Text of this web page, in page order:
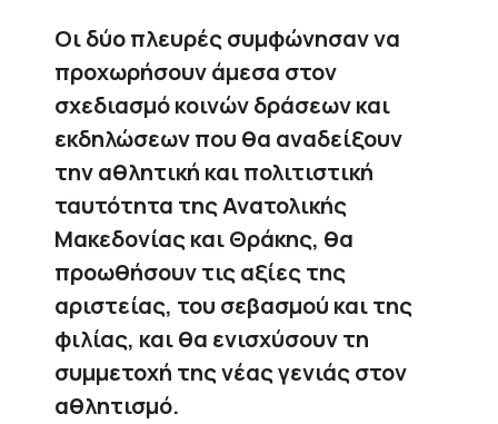
Οι δύο πλευρές συμφώνησαν να
προχωρήσουν άμεσα στον
σχεδιασμό κοινών δράσεων και
εκδηλώσεων που θα αναδείξουν
την αθλητική και πολιτιστική
ταυτότητα της Ανατολικής
Μακεδονίας και Θράκης, θα
προωθήσουν τις αξίες της
αριστείας, του σεβασμού και της
φιλίας, και θα ενισχύσουν τη
συμμετοχή της νέας γενιάς στον
αθλητισμό.